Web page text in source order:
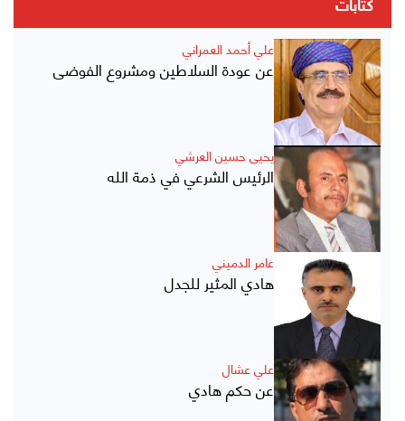
كتابات
علي أحمد العمراني
عن عودة السلاطين ومشروع الفوضى
يحيى حسين العرشي
الرئيس الشرعي في ذمة الله
عامر الدميني
هادي المثير للجدل
علي عشال
عن حكم هادي